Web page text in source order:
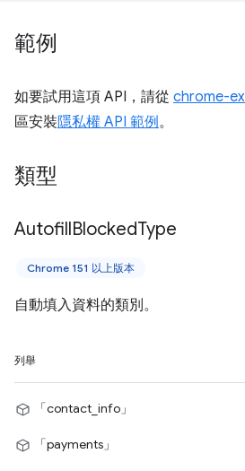
範例
如要試用這項 API，請從 chrome-
區安裝隱私權 API 範例。
類型
AutofillBlockedType
Chrome 151 以上版本
自動填入資料的類別。
列舉
「contact_info」
「payments」